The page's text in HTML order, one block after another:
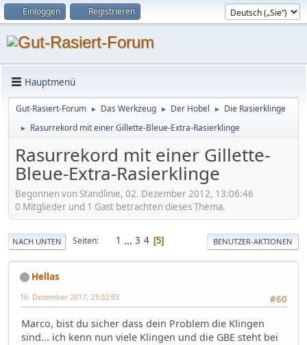
Einloggen Registrieren
Hauptmenü
Gut-Rasiert-Forum ► Das Werkzeug ► Der Hobel ► Die Rasierklinge
► Rasurrekord mit einer Gillette-Bleue-Extra-Rasierklinge
Rasurrekord mit einer Gillette-
Bleue-Extra-Rasierklinge
Begonnen von Standlinie, 02. Dezember 2012, 13:06:46
0 Mitglieder und 1 Gast betrachten dieses Thema.
NACH UNTEN Seiten 1 ... 3 4 5 BENUTZER-AKTIONEN
Hellas
#60
16. Dezember 2017, 23:02:03
Marco, bist du sicher dass dein Problem die Klingen
sind... ich kenn nun viele Klingen und die GBE steht bei